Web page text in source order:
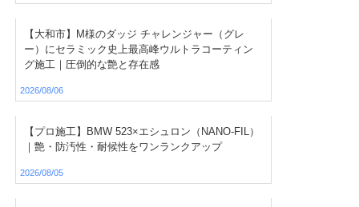
【大和市】M様のダッジ チャレンジャー（グレ
ー）にセラミック史上最高峰ウルトラコーティン
グ施工｜圧倒的な艶と存在感
2026/08/06
【プロ施工】BMW 523×エシュロン（NANO-FIL）
｜艶・防汚性・耐候性をワンランクアップ
2026/08/05